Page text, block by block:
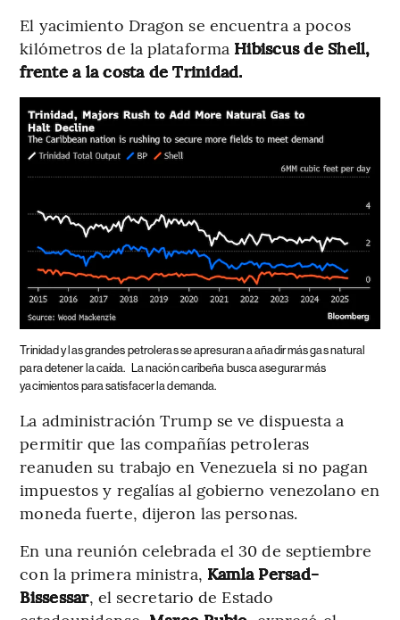
El yacimiento Dragon se encuentra a pocos
kilómetros de la plataforma Hibiscus de Shell,
frente a la costa de Trinidad.
Trinidad y las grandes petroleras se apresuran a añadir más gas natural
para detener la caída. La nación caribeña busca asegurar más
yacimientos para satisfacer la demanda.
La administración Trump se ve dispuesta a
permitir que las compañías petroleras
reanuden su trabajo en Venezuela si no pagan
impuestos y regalías al gobierno venezolano en
moneda fuerte, dijeron las personas.
En una reunión celebrada el 30 de septiembre
con la primera ministra, Kamla Persad-
Bissessar, el secretario de Estado